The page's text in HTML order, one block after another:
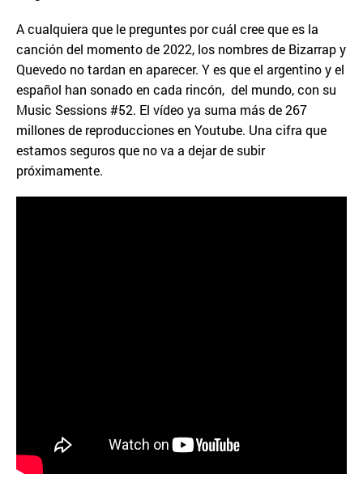
A cualquiera que le preguntes por cuál cree que es la
canción del momento de 2022, los nombres de Bizarrap y
Quevedo no tardan en aparecer. Y es que el argentino y el
español han sonado en cada rincón, del mundo, con su
Music Sessions #52. El vídeo ya suma más de 267
millones de reproducciones en Youtube. Una cifra que
estamos seguros que no va a dejar de subir
próximamente.